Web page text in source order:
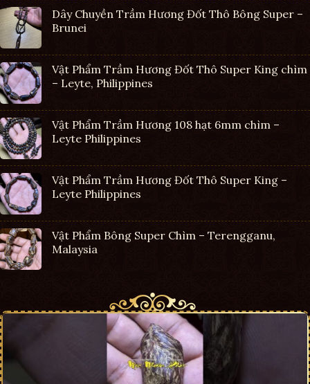
Dây Chuyền Trầm Hương Đốt Thô Bông Super –
Brunei
Vật Phẩm Trầm Hương Đốt Thô Super King chìm
– Leyte, Philippines
Vật Phẩm Trầm Hương 108 hạt 6mm chìm –
Leyte Philippines
Vật Phẩm Trầm Hương Đốt Thô Super King –
Leyte Philippines
Vật Phẩm Bông Super Chìm – Terengganu,
Malaysia